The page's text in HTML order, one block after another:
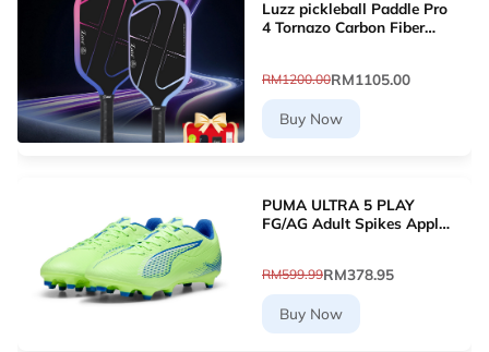
Luzz pickleball Paddle Pro
4 Tornazo Carbon Fiber
RM1200.00RM1105.00
Buy Now
PUMA ULTRA 5 PLAY
FG/AG Adult Spikes Apple
RM599.99RM378.95
Buy Now